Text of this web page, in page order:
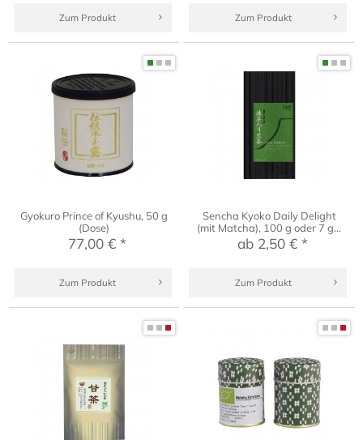
Zum Produkt Zum Produkt
Gyokuro Prince of Kyushu, 50 g
(Dose)
77,00 € *
Zum Produkt
Sencha Kyoko Daily Delight
(mit Matcha), 100 g oder 7 g...
ab 2,50 € *
Zum Produkt